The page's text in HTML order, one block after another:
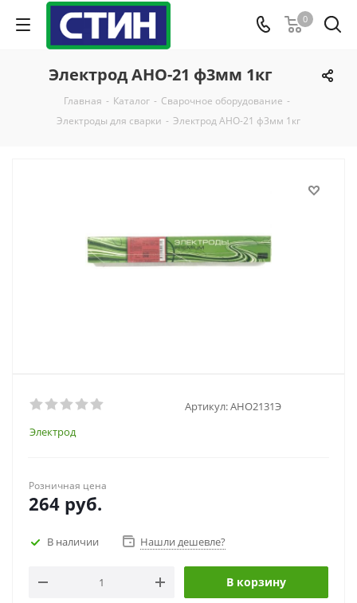
0
Электрод АНО-21 ф3мм 1кг
Главная - Каталог - Сварочное оборудование -
Электроды для сварки - Электрод АНО-21 ф3мм 1кг
Артикул:АНО2131Э
Электрод
Розничная цена
264 руб.
В наличии Нашли дешевле?
В корзину